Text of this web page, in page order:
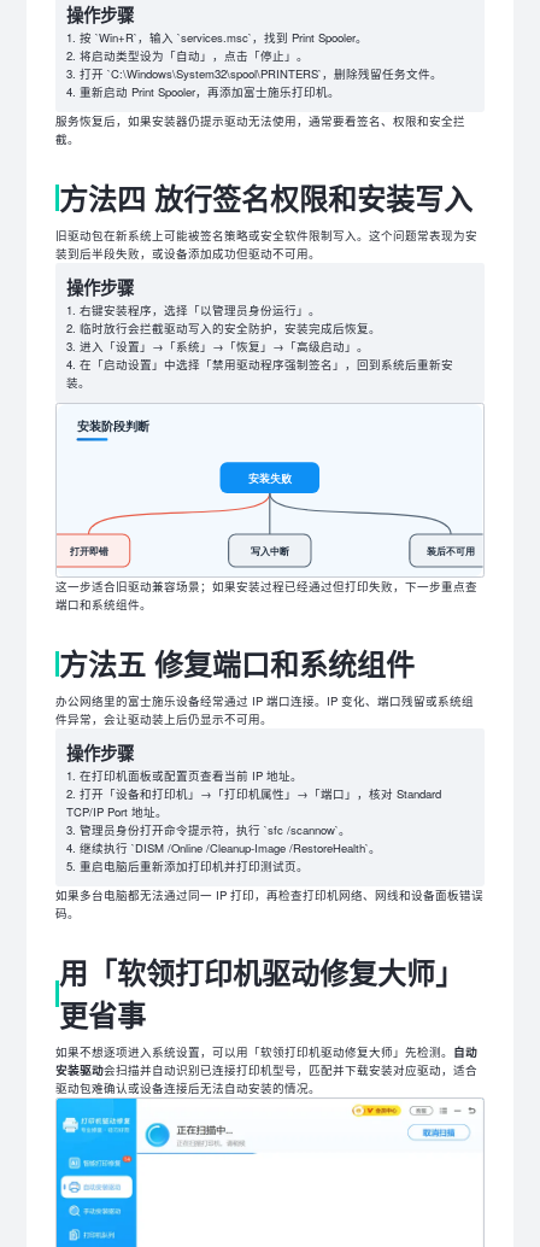
操作步骤
按 `Win+R`，输入 `services.msc`，找到 Print Spooler。
将启动类型设为「自动」，点击「停止」。
打开 `C:\Windows\System32\spool\PRINTERS`，删除残留任务文件。
重新启动 Print Spooler，再添加富士施乐打印机。
服务恢复后，如果安装器仍提示驱动无法使用，通常要看签名、权限和安全拦
截。
方法四 放行签名权限和安装写入
旧驱动包在新系统上可能被签名策略或安全软件限制写入。这个问题常表现为安
装到后半段失败，或设备添加成功但驱动不可用。
操作步骤
右键安装程序，选择「以管理员身份运行」。
临时放行会拦截驱动写入的安全防护，安装完成后恢复。
进入「设置」→「系统」→「恢复」→「高级启动」。
在「启动设置」中选择「禁用驱动程序强制签名」，回到系统后重新安
装。
这一步适合旧驱动兼容场景；如果安装过程已经通过但打印失败，下一步重点查
端口和系统组件。
方法五 修复端口和系统组件
办公网络里的富士施乐设备经常通过 IP 端口连接。IP 变化、端口残留或系统组
件异常，会让驱动装上后仍显示不可用。
操作步骤
在打印机面板或配置页查看当前 IP 地址。
打开「设备和打印机」→「打印机属性」→「端口」，核对 Standard
TCP/IP Port 地址。
管理员身份打开命令提示符，执行 `sfc /scannow`。
继续执行 `DISM /Online /Cleanup-Image /RestoreHealth`。
重启电脑后重新添加打印机并打印测试页。
如果多台电脑都无法通过同一 IP 打印，再检查打印机网络、网线和设备面板错误
码。
用「软领打印机驱动修复大师」
更省事
如果不想逐项进入系统设置，可以用「软领打印机驱动修复大师」先检测。 自动
安装驱动会扫描并自动识别已连接打印机型号，匹配并下载安装对应驱动，适合
驱动包难确认或设备连接后无法自动安装的情况。